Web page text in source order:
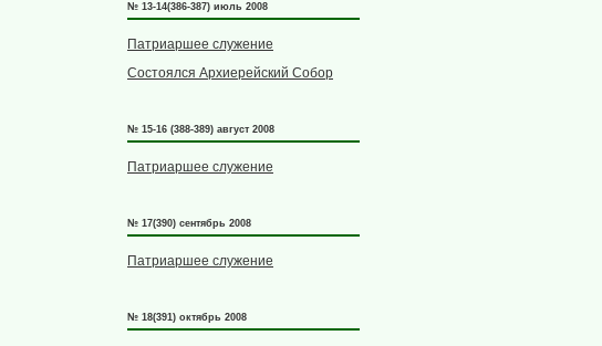
№ 13-14(386-387) июль 2008
Патриаршее служение
Состоялся Архиерейский Собор
№ 15-16 (388-389) август 2008
Патриаршее служение
№ 17(390) сентябрь 2008
Патриаршее служение
№ 18(391) октябрь 2008